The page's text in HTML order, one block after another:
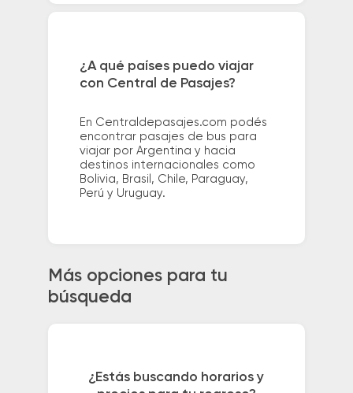
¿A qué países puedo viajar
con Central de Pasajes?
En Centraldepasajes.com podés
encontrar pasajes de bus para
viajar por Argentina y hacia
destinos internacionales como
Bolivia, Brasil, Chile, Paraguay,
Perú y Uruguay.
Más opciones para tu
búsqueda
¿Estás buscando horarios y